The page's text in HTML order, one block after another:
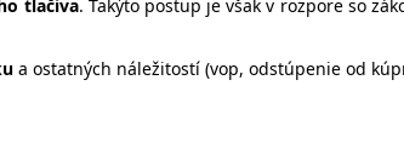
tlačiva. Takýto postup je však v rozpore so
a ostatných náležitostí (vop, odstúpenie od